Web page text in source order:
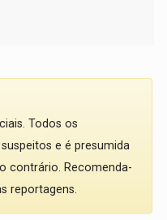
Todos os
e é presumida
contrário. Recomenda-
reportagens.